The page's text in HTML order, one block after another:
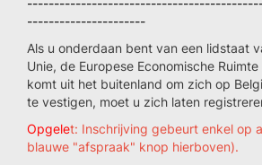
----------------------
Als u onderdaan bent van een lidstaat
Unie, de Europese Economische
komt uit het buitenland om zich op
te vestigen, moet u zich laten
Opgelet: Inschrijving gebeurt enkel op
blauwe "afspraak" knop hierboven).